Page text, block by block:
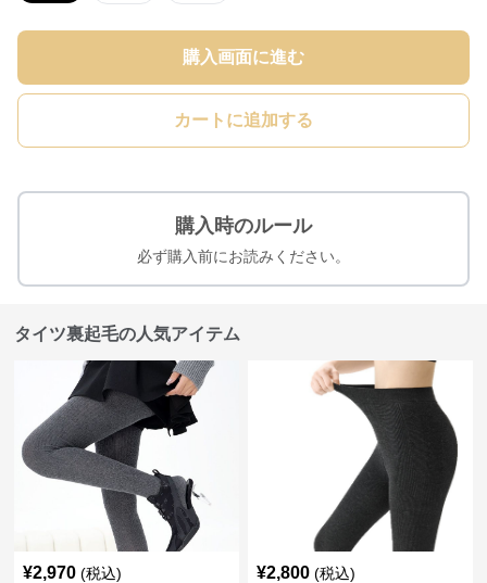
購入画面に進む
カートに追加する
購入時のルール
必ず購入前にお読みください。
タイツ裏起毛の人気アイテム
¥2,970 (税込) ¥2,800 (税込)